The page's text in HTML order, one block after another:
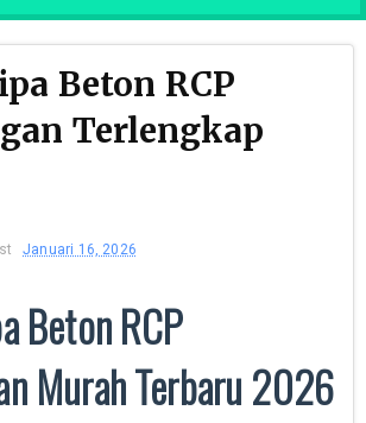
Beton RCP
Terlengkap
Januari 16, 2026
Beton RCP
Murah Terbaru 2026